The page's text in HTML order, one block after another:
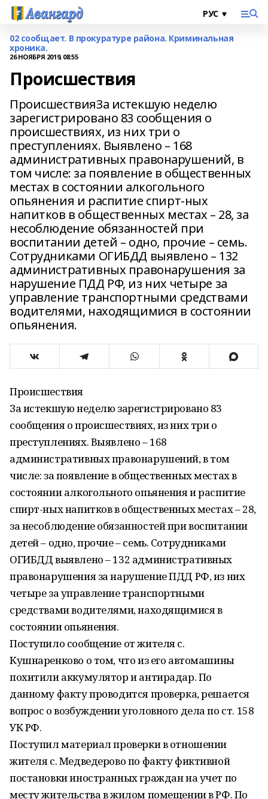
02 сообщает. В прокуратуре района. Криминальная
хроника.
26 НОЯБРЯ 2019, 08:55
Происшествия
ПроисшествияЗа истекшую неделю
зарегистрировано 83 сообщения о
происшествиях, из них три о
преступлениях. Выявлено – 168
административных правонарушений, в
том числе: за появление в общественных
местах в состоянии алкогольного
опьянения и распитие спирт-ных
напитков в общественных местах – 28, за
несоблюдение обязанностей при
воспитании детей – одно, прочие – семь.
Сотрудниками ОГИБДД выявлено – 132
административных правонарушения за
нарушение ПДД РФ, из них четыре за
управление транспортными средствами
водителями, находящимися в состоянии
опьянения.
Происшествия
За истекшую неделю зарегистрировано 83
сообщения о происшествиях, из них три о
преступлениях. Выявлено – 168
административных правонарушений, в том
числе: за появление в общественных местах в
состоянии алкогольного опьянения и распитие
спирт-ных напитков в общественных местах – 28,
за несоблюдение обязанностей при воспитании
детей – одно, прочие – семь. Сотрудниками
ОГИБДД выявлено – 132 административных
правонарушения за нарушение ПДД РФ, из них
четыре за управление транспортными
средствами водителями, находящимися в
состоянии опьянения.
Поступило сообщение от жителя с.
Кушнаренково о том, что из его автомашины
похитили аккумулятор и антирадар. По
данному факту проводится проверка, решается
вопрос о возбуждении уголовного дела по ст. 158
УК РФ.
Поступил материал проверки в отношении
жителя с. Медведерово по факту фиктивной
постановки иностранных граждан на учет по
месту жительства в жилом помещении в РФ. По